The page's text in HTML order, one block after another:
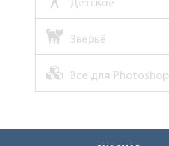
Детское
Зверьё
Все для Photoshop